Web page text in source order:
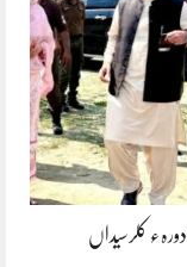
کلرسیداں